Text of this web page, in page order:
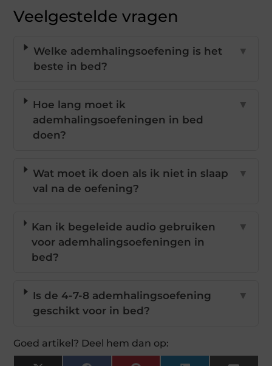
Veelgestelde vragen
Welke ademhalingsoefening is het
beste in bed?
▼
Hoe lang moet ik
ademhalingsoefeningen in bed
doen?
▼
Wat moet ik doen als ik niet in slaap
val na de oefening?
▼
Kan ik begeleide audio gebruiken
voor ademhalingsoefeningen in
bed?
▼
Is de 4-7-8 ademhalingsoefening
geschikt voor in bed?
▼
Goed artikel? Deel hem dan op: